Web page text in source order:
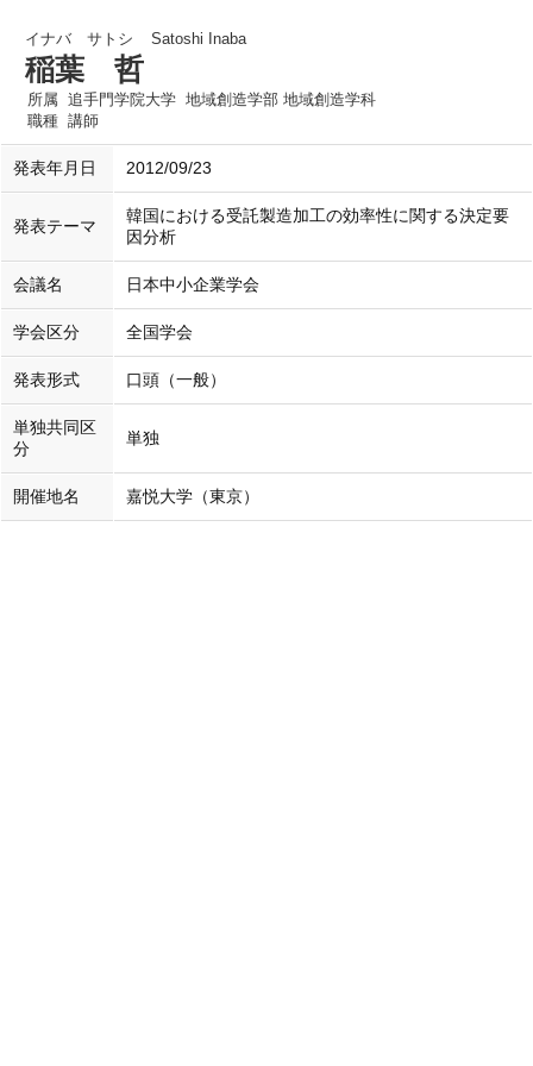
イナバ サトシ Satoshi Inaba
稲葉 哲
所属 追手門学院大学 地域創造学部 地域創造学科
職種 講師
発表年月日 2012/09/23
発表テーマ
韓国における受託製造加工の効率性に関する決定要
因分析
会議名 日本中小企業学会
学会区分 全国学会
発表形式 口頭（一般）
単独共同区
分
単独
開催地名 嘉悦大学（東京）